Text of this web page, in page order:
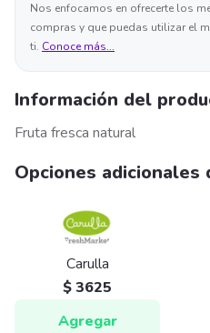
Nos enfocamos en ofrecerte los
compras y que puedas utilizar el
ti. Conoce más...
Información del
Fruta fresca natural
Opciones adicionales
Carulla
$ 3625
Agregar